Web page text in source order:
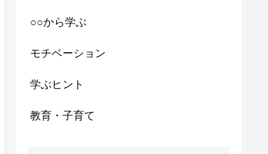
○○から学ぶ
モチベーション
学ぶヒント
教育・子育て